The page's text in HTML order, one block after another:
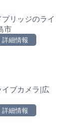
リッジのライ
市
詳細情報
ブカメラ|広
詳細情報